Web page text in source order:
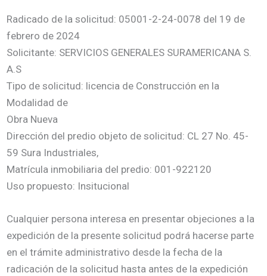
Radicado de la solicitud: 05001-2-24-0078 del 19 de
febrero de 2024
Solicitante: SERVICIOS GENERALES SURAMERICANA S.
A.S
Tipo de solicitud: licencia de Construcción en la
Modalidad de
Obra Nueva
Dirección del predio objeto de solicitud: CL 27 No. 45-
59 Sura Industriales,
Matrícula inmobiliaria del predio: 001-922120
Uso propuesto: Insitucional
Cualquier persona interesa en presentar objeciones a la
expedición de la presente solicitud podrá hacerse parte
en el trámite administrativo desde la fecha de la
radicación de la solicitud hasta antes de la expedición